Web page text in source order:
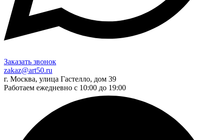
Заказать звонок
zakaz@art50.ru
г. Москва, улица Гастелло, дом 39
Работаем ежедневно с 10:00 до 19:00